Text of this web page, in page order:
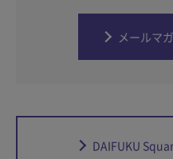
メールマ
DAIFUKU